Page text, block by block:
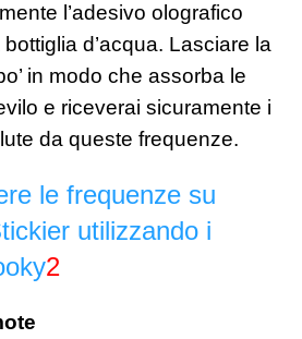
l’adesivo olografico
d’acqua. Lasciare la
in modo che assorba le
e riceverai sicuramente i
da queste frequenze.
le frequenze su
utilizzando i
2